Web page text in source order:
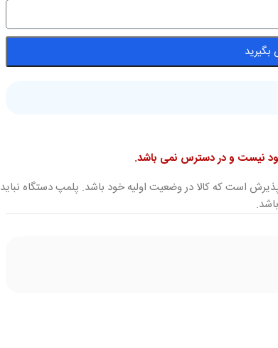
نیست و در دسترس نمی باشد.
است که کالا در وضعیت اولیه خود باشد. پلمپ دستگاه نباید